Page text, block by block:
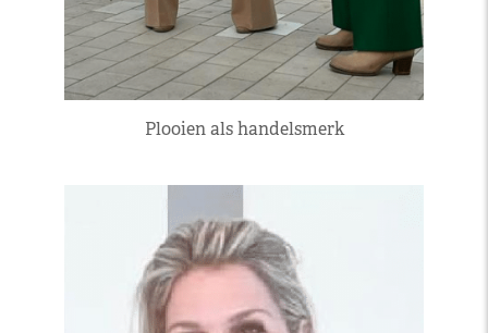
Plooien als handelsmerk